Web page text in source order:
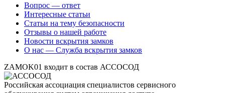
Вопрос — ответ
Интересные статьи
Статьи на тему безопасности
Отзывы о нашей работе
Новости вскрытия замков
О нас — Служба вскрытия замков
ZAMOK01 входит в состав АССОСОД
Российская ассоциация специалистов сервисного